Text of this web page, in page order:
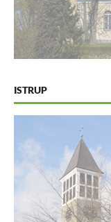
ISTRUP